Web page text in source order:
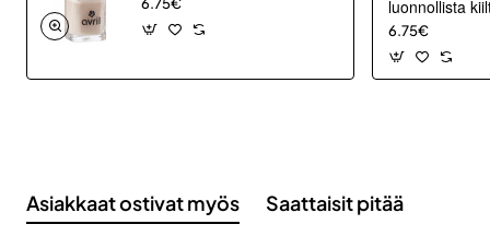
luonnollista
6.75€
Asiakkaat ostivat myös Saattaisit pitää